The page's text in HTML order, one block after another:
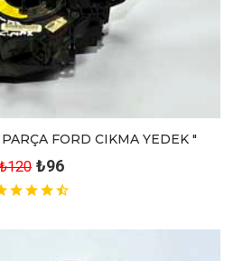
FORD CIKMA YEDEK "
₺120 ₺96